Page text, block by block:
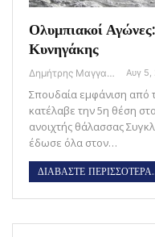
Ολυμπιακοί
Κυνηγάκης
Δημήτρης Μαγγανάρης Αυγ 5,
Σπουδαία εμφάνιση από
κατέλαβε την 5η θέση
ανοιχτής θάλασσας
έδωσε όλα στον…
ΔΙΑΒΑΣΤΕ